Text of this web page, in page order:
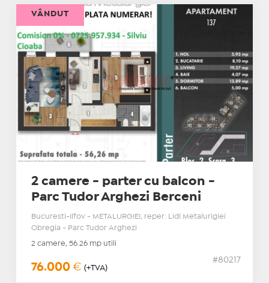
2 camere - parter cu balcon -
Parc Tudor Arghezi Berceni
Bucuresti-Ilfov - METALURGIEI, reper: Lidl Metalurigiei
Obregia - Parc Tudor Arghezi
2 camere, 56.26 mp utili
76.000 € (+TVA)
#80217
VÂNDUT